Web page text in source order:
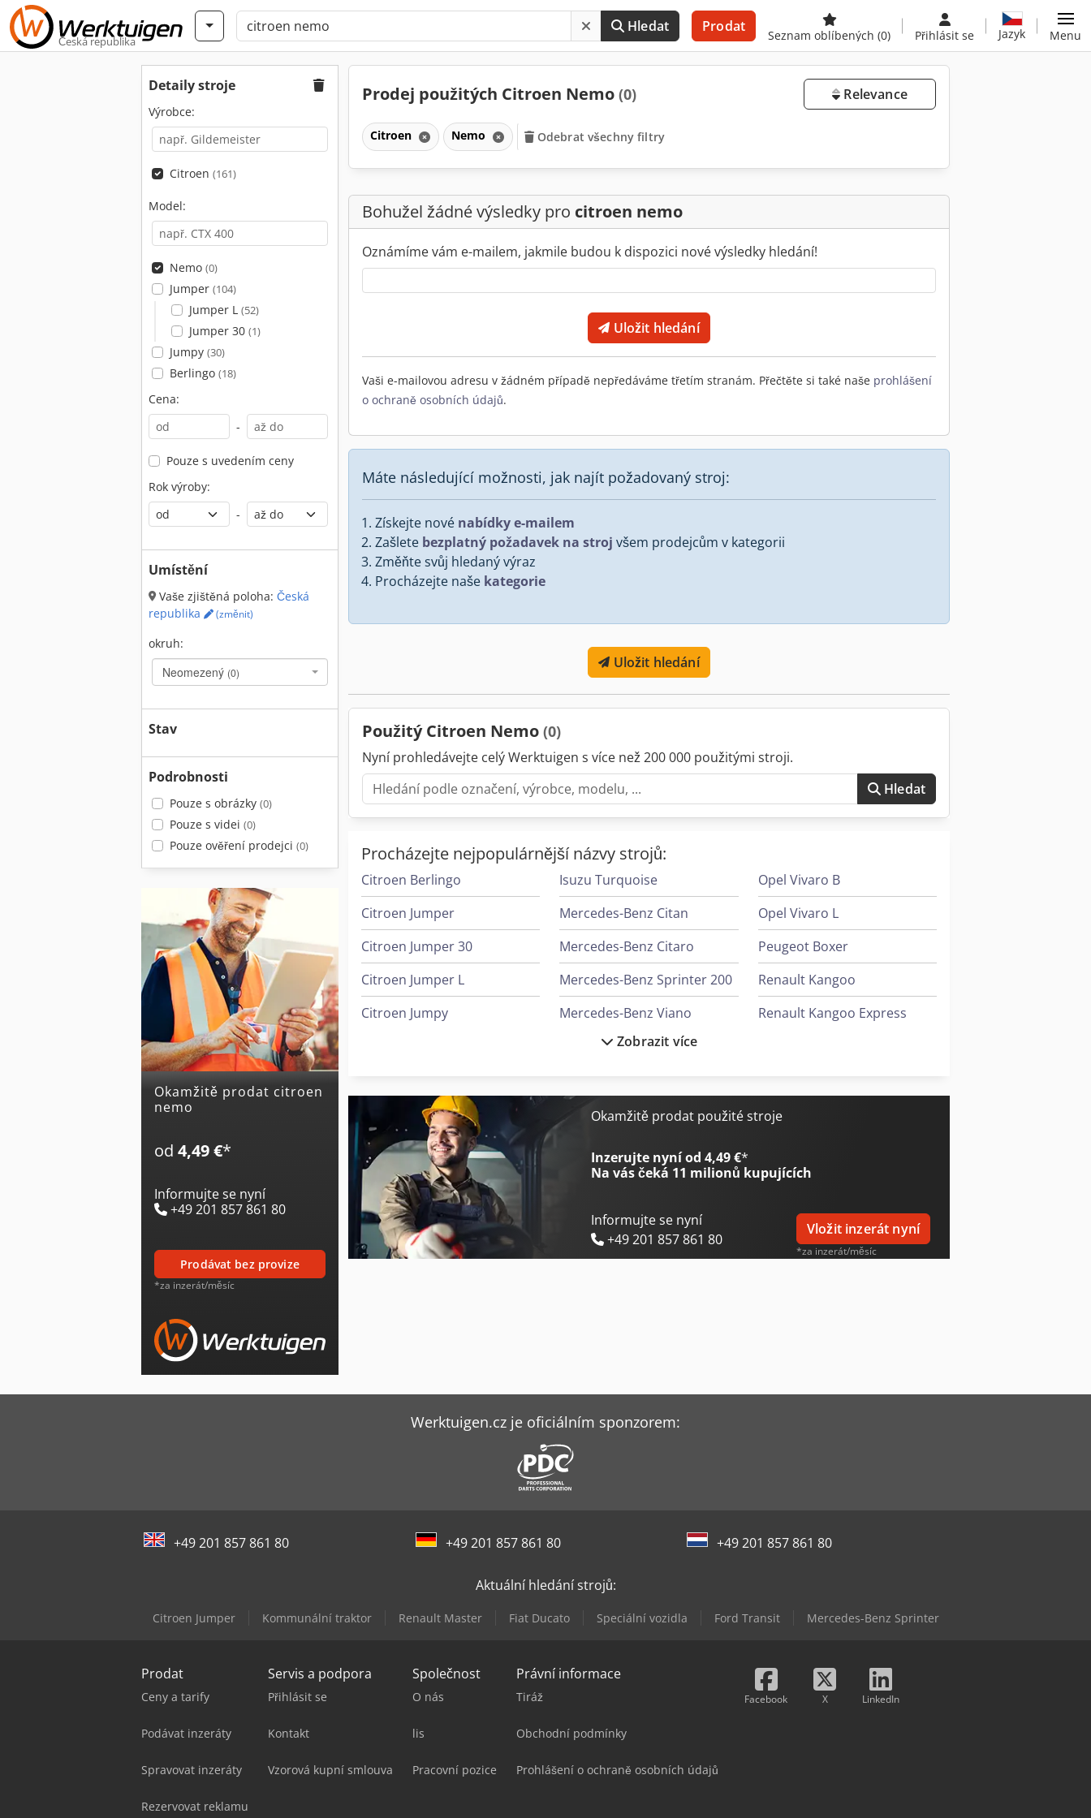
Česká republika
Hledat Prodat
Seznam oblíbených (0) Přihlásit se Jazyk Menu
Detaily stroje
Výrobce:
Citroen (161)
Model:
Nemo (0)
Jumper (104)
Jumper L (52)
Jumper 30 (1)
Jumpy (30)
Berlingo (18)
Cena:
-
Pouze s uvedením ceny
Rok výroby:
-
Umístění
Vaše zjištěná poloha: Česká
republika
(změnit)
okruh:
Neomezený (0)
Stav
Podrobnosti
Pouze s obrázky (0)
Pouze s videi (0)
Pouze ověření prodejci (0)
Okamžitě prodat citroen
nemo
od 4,49 €*
Informujte se nyní
+49 201 857 861 80
prodávat bez provize
*za inzerát/měsíc
Prodej použitých Citroen Nemo (0) Relevance
Citroen Nemo Odebrat všechny filtry
Bohužel žádné výsledky pro citroen nemo
Oznámíme vám e-mailem, jakmile budou k dispozici nové výsledky hledání!
Uložit hledání
Vaši e-mailovou adresu v žádném případě nepředáváme třetím stranám. Přečtěte si také naše prohlášení
o ochraně osobních údajů.
Máte následující možnosti, jak najít požadovaný stroj:
Získejte nové nabídky e-mailem
Zašlete bezplatný požadavek na stroj všem prodejcům v kategorii
Změňte svůj hledaný výraz
Procházejte naše kategorie
Uložit hledání
Použitý Citroen Nemo (0)
Nyní prohledávejte celý Werktuigen s více než 200 000 použitými stroji.
Hledat
Procházejte nejpopulárnější názvy strojů:
Citroen Berlingo
Citroen Jumper
Citroen Jumper 30
Citroen Jumper L
Citroen Jumpy
Fiat Fiorino
Foodtruck
Isuzu Turquoise
Mercedes-Benz Citan
Mercedes-Benz Citaro
Mercedes-Benz Sprinter 200
Mercedes-Benz Viano
Nissan Navara
Opel Movano
Opel Vivaro B
Opel Vivaro L
Peugeot Boxer
Renault Kangoo
Renault Kangoo Express
Zobrazit více
Okamžitě prodat použité stroje
Inzerujte nyní od 4,49 €*
Na vás čeká 11 milionů kupujících
Informujte se nyní
+49 201 857 861 80
Vložit inzerát nyní
*za inzerát/měsíc
Werktuigen.cz je oficiálním sponzorem:
+49 201 857 861 80 +49 201 857 861 80 +49 201 857 861 80
Aktuální hledání strojů:
Citroen Jumper Kommunální traktor Renault Master Fiat Ducato Speciální vozidla Ford Transit Mercedes-Benz Sprinter
Prodat
Ceny a tarify
Podávat inzeráty
Spravovat inzeráty
Rezervovat reklamu
Servis a podpora
Přihlásit se
Kontakt
Vzorová kupní smlouva
Společnost
O nás
lis
Pracovní pozice
Právní informace
Tiráž
Obchodní podmínky
Prohlášení o ochraně osobních údajů
Facebook X LinkedIn